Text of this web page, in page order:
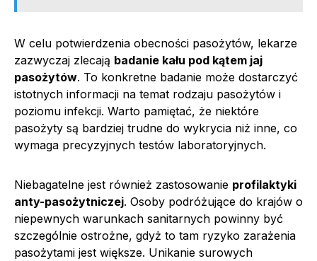
W celu potwierdzenia obecności pasożytów, lekarze
zazwyczaj zlecają badanie kału pod kątem jaj
pasożytów. To konkretne badanie może dostarczyć
istotnych informacji na temat rodzaju pasożytów i
poziomu infekcji. Warto pamiętać, że niektóre
pasożyty są bardziej trudne do wykrycia niż inne, co
wymaga precyzyjnych testów laboratoryjnych.
Niebagatelne jest również zastosowanie profilaktyki
anty-pasożytniczej. Osoby podróżujące do krajów o
niepewnych warunkach sanitarnych powinny być
szczególnie ostrożne, gdyż to tam ryzyko zarażenia
pasożytami jest większe. Unikanie surowych